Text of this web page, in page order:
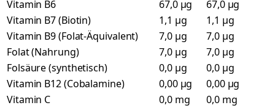
Vitamin B6
67,0 µg
67,0 µg
Vitamin B7 (Biotin)
1,1 µg
1,1 µg
Vitamin B9 (Folat-Äquivalent)
7,0 µg
7,0 µg
Folat (Nahrung)
7,0 µg
7,0 µg
Folsäure (synthetisch)
0,0 µg
0,0 µg
Vitamin B12 (Cobalamine)
0,00 µg
0,00 µg
Vitamin C
0,0 mg
0,0 mg